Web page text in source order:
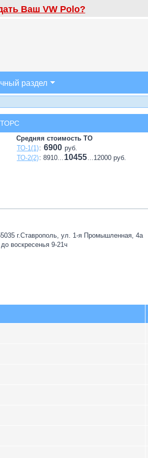
Ваш VW Polo?
раздел
Средняя стоимость ТО
ТО-1(1): 6900 руб.
ТО-2(2): 8910... 10455...12000 руб.
г.Ставрополь, ул. 1-я Промышленная, 4а
воскресенья 9-21ч